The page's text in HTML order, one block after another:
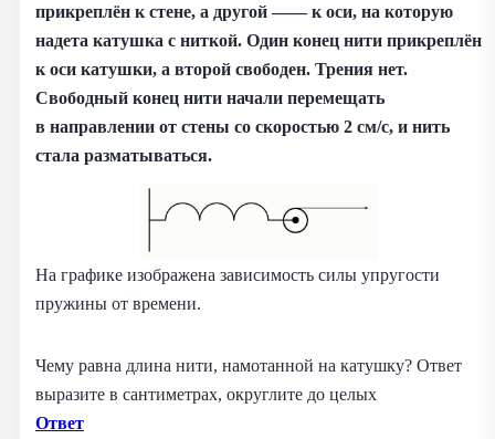
прикреплён к стене, а другой —— к оси, на которую
надета катушка с ниткой. Один конец нити прикреплён
к оси катушки, а второй свободен. Трения нет.
Свободный конец нити начали перемещать
в направлении от стены со скоростью 2 см/с, и нить
стала разматываться.
На графике изображена зависимость силы упругости
пружины от времени.
Чему равна длина нити, намотанной на катушку? Ответ
выразите в сантиметрах, округлите до целых
Ответ